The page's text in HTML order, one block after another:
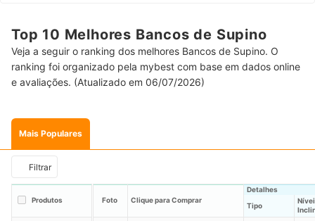
Top 10 Melhores Bancos de Supino
Veja a seguir o ranking dos melhores Bancos de Supino. O
ranking foi organizado pela mybest com base em dados online
e avaliações. (Atualizado em 06/07/2026)
Mais Populares
Filtrar
Produtos Foto Clique para Comprar
Detalhes
Tipo